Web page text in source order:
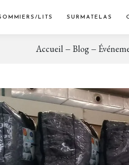
Bonnel
LITS SURMATELAS
Accueil Blog